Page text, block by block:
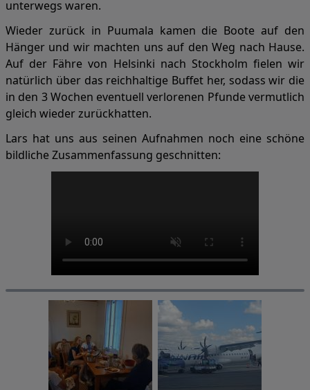
unterwegs waren.
Wieder zurück in Puumala kamen die Boote auf den
Hänger und wir machten uns auf den Weg nach Hause.
Auf der Fähre von Helsinki nach Stockholm fielen wir
natürlich über das reichhaltige Buffet her, sodass wir die
in den 3 Wochen eventuell verlorenen Pfunde vermutlich
gleich wieder zurückhatten.
Lars hat uns aus seinen Aufnahmen noch eine schöne
bildliche Zusammenfassung geschnitten: